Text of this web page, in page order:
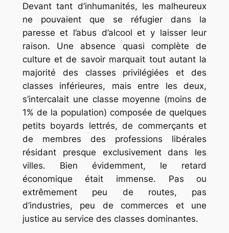
Devant tant d’inhumanités, les malheureux
ne pouvaient que se réfugier dans la
paresse et l’abus d’alcool et y laisser leur
raison. Une absence quasi complète de
culture et de savoir marquait tout autant la
majorité des classes privilégiées et des
classes inférieures, mais entre les deux,
s’intercalait une classe moyenne (moins de
1% de la population) composée de quelques
petits boyards lettrés, de commerçants et
de membres des professions libérales
résidant presque exclusivement dans les
villes. Bien évidemment, le retard
économique était immense. Pas ou
extrêmement peu de routes, pas
d’industries, peu de commerces et une
justice au service des classes dominantes.